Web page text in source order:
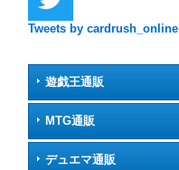
Tweets by cardrush_online
遊戯王通販
MTG通販
デュエマ通販